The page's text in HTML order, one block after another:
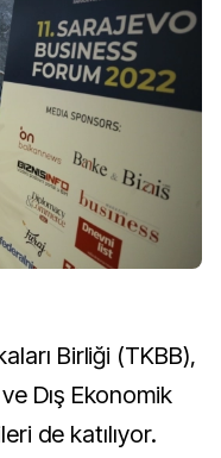
Birliği (TKBB),
Dış Ekonomik
de katılıyor.